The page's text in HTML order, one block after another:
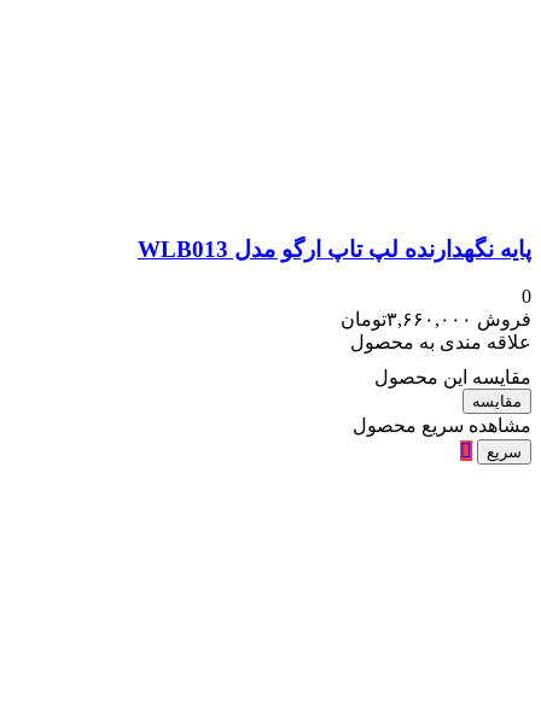
پایه نگهدارنده لپ تاپ ارگو مدل WLB013
0
فروش ۳,۶۶۰,۰۰۰تومان
علاقه مندی به محصول
مقایسه این محصول
مقایسه
مشاهده سریع محصول
سریع